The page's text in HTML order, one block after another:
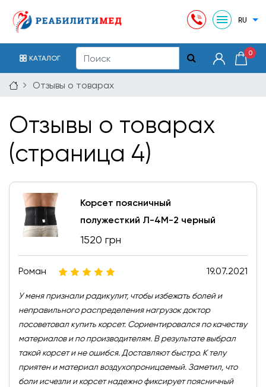
КАТАЛОГ
0
Отзывы о товарах
Отзывы о товарах
(страница 4)
Корсет поясничный
полужесткий Л-4М-2 черный
1520 грн
Роман 19.07.2021
У меня признали радикулит, чтобы избежать болей и
неправильного распределения нагрузок доктор
посоветовал купить корсет. Сориентировался по качеству
материалов и по производителям. В результате выбрал
такой корсет и не ошибся. Доставляют быстро. К телу
приятен и материал воздухопроницаемый. Заметил, что
боли исчезли и корсет надежно фиксирует поясничный